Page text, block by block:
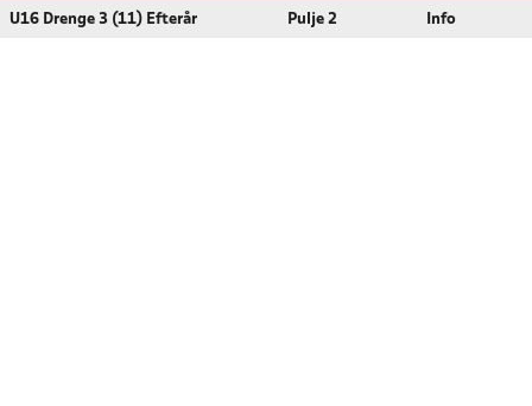
U16 Drenge 3 (11) Efterår Pulje 2 Info